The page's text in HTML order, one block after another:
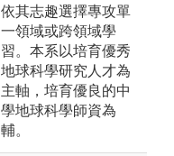
依其志趣選擇專攻單
一領域或跨領域學
習。本系以培育優秀
地球科學研究人才為
主軸，培育優良的中
學地球科學師資為
輔。